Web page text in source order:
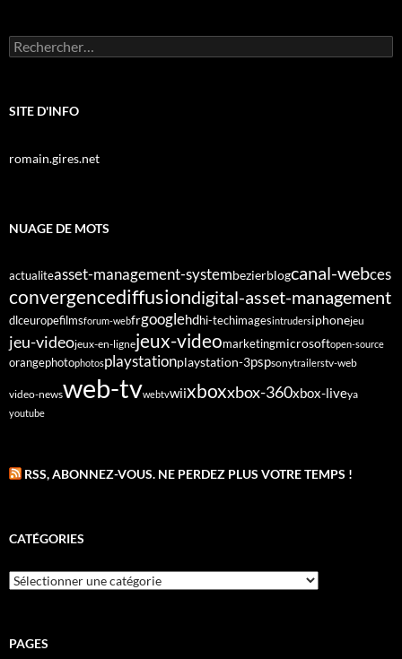
Rechercher :
SITE D'INFO
romain.gires.net
NUAGE DE MOTS
actualiteasset-management-systembezierblogcanal-webces
convergencediffusiondigital-asset-management
dlceuropefilmsforum-webfrgooglehdhi-techimagesintrudersiphonejeu
jeu-videojeux-en-lignejeux-videomarketingmicrosoftopen-source
orangephotophotosplaystationplaystation-3pspsonytrailerstv-web
video-newsweb-tvwebtvwiixboxxbox-360xbox-liveya
youtube
RSS, ABONNEZ-VOUS. NE PERDEZ PLUS VOTRE TEMPS !
CATÉGORIES
Catégories
PAGES